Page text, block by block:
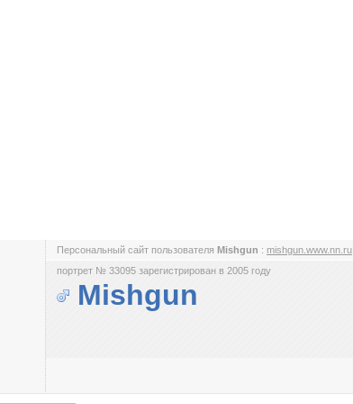
Персональный сайт пользователя Mishgun : mishgun.www.nn.ru
портрет № 33095 зарегистрирован в 2005 году
Mishgun